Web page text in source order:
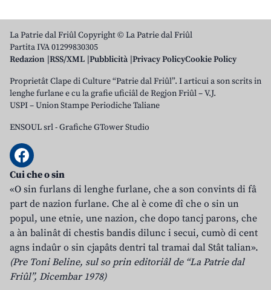
La Patrie dal Friûl Copyright © La Patrie dal Friûl
Partita IVA 01299830305
Redazion RSS/XML Pubblicità Privacy PolicyCookie Policy
Proprietât Clape di Culture “Patrie dal Friûl”. I articui a son scrits in
lenghe furlane e cu la grafie uficiâl de Regjon Friûl – V.J.
USPI – Union Stampe Periodiche Taliane
ENSOUL srl-Grafiche GTower Studio
Cui che o sin
«O sin furlans di lenghe furlane, che a son convints di fâ
part de nazion furlane. Che al è come dî che o sin un
popul, une etnie, une nazion, che dopo tancj parons, che
a àn balinât di chestis bandis dilunc i secui, cumò di cent
agns indaûr o sin cjapâts dentri tal tramai dal Stât talian».
(Pre Toni Beline, sul so prin editoriâl de “La Patrie dal
Friûl”, Dicembar 1978)